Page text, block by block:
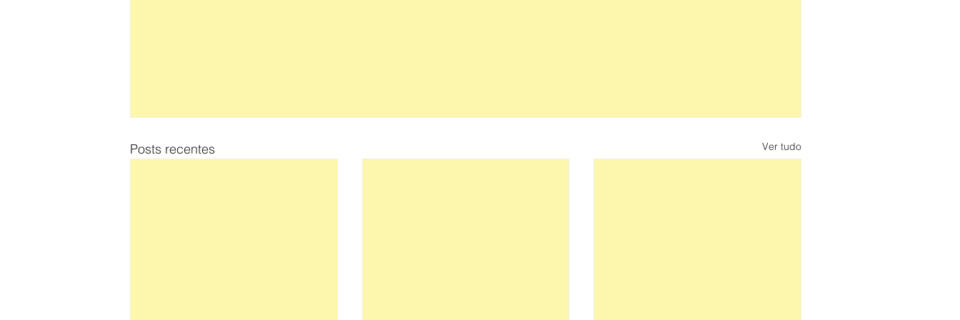
Posts recentes Ver tudo